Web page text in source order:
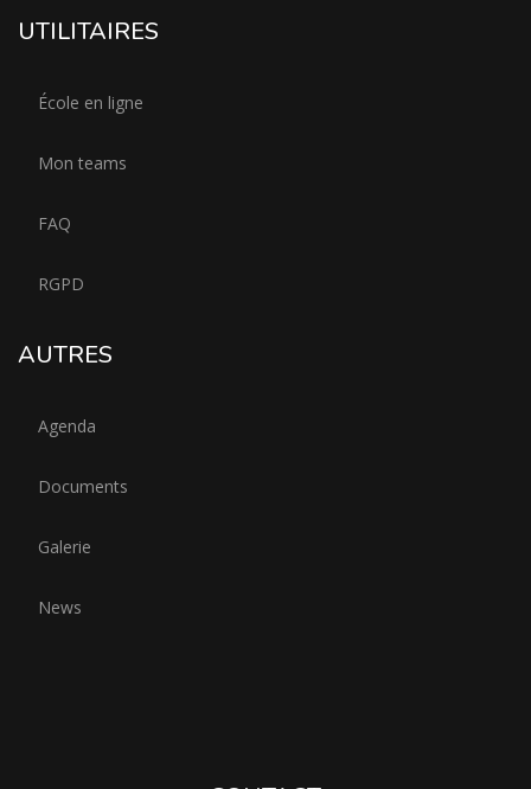
UTILITAIRES
École en ligne
Mon teams
FAQ
RGPD
AUTRES
Agenda
Documents
Galerie
News